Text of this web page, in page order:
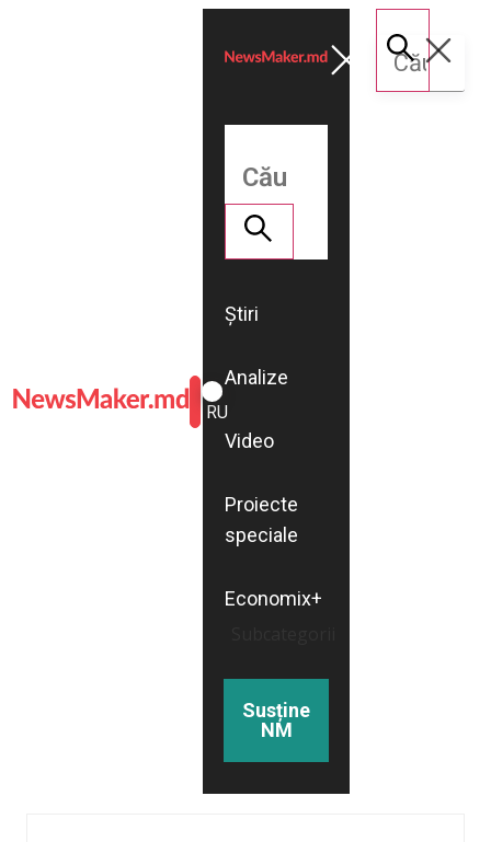
ROMÂNĂ
RU
Știri
Analize
Video
Proiecte
speciale
Economix+
Susține
NM